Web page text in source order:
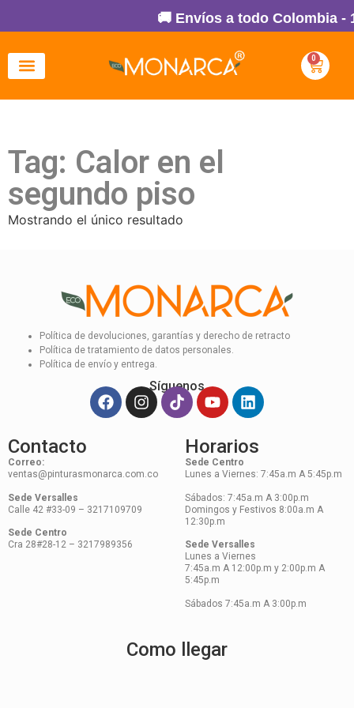
🚚 Envíos a todo Colombia -
0
Tag: Calor en el
segundo piso
Mostrando el único resultado
Política de devoluciones, garantías y derecho de retracto
Política de tratamiento de datos personales.
Política de envío y entrega.
Síguenos
Contacto
Correo:
ventas@pinturasmonarca.com.co
Sede Versalles
Calle 42 #33-09 – 3217109709
Sede Centro
Cra 28#28-12 – 3217989356
Horarios
Sede Centro
Lunes a Viernes: 7:45a.m A 5:45p.m
Sábados: 7:45a.m A 3:00p.m
Domingos y Festivos 8:00a.m A
12:30p.m
Sede Versalles
Lunes a Viernes
7:45a.m A 12:00p.m y 2:00p.m A
5:45p.m
Sábados 7:45a.m A 3:00p.m
Como llegar